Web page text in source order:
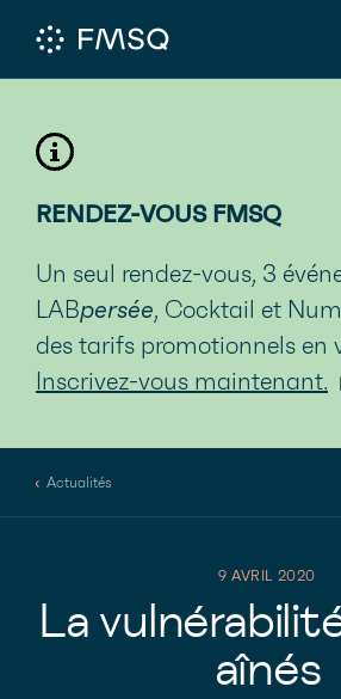
RENDEZ-VOUS FMSQ
Un seul rendez-vous, 3
LABpersée, Cocktail et
des tarifs promotionnels en
Inscrivez-vous maintenant.
Actualités
9 AVRIL 2020
La
aînés